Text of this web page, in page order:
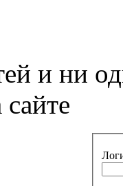
и ни
сайте